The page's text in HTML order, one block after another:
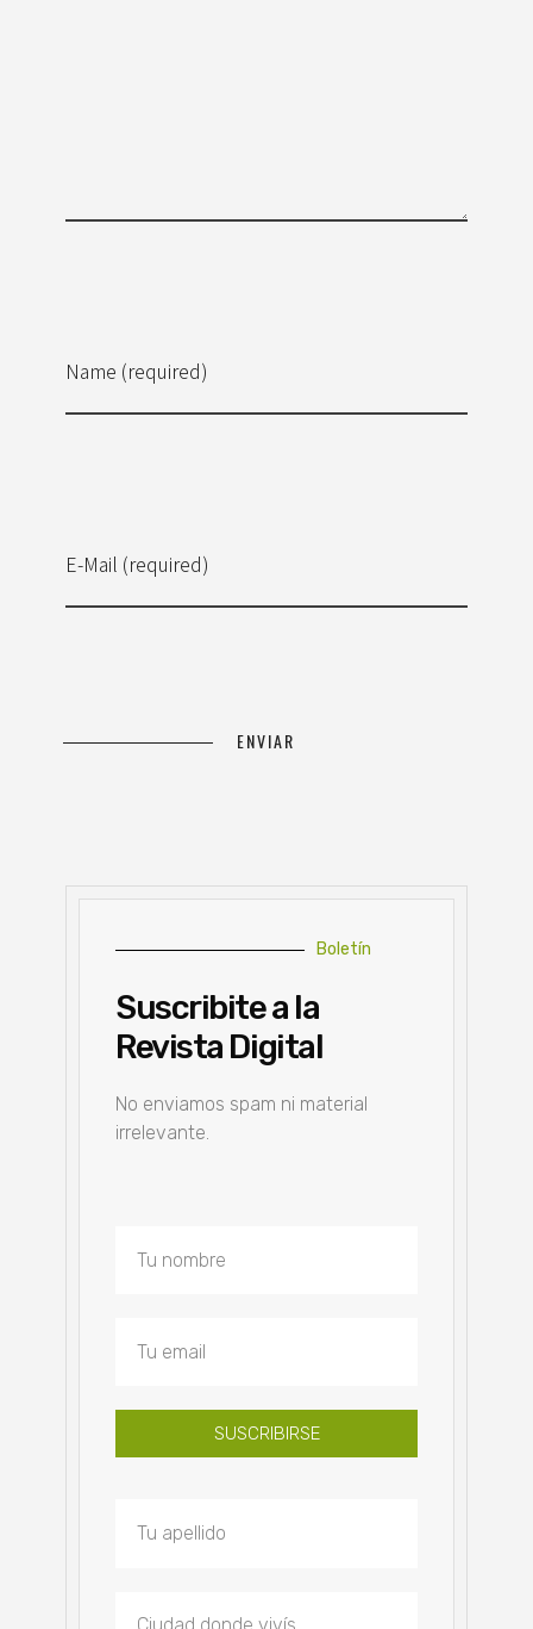
Name (required)
E-Mail (required)
Boletín
Suscribite a la
Revista Digital
No enviamos spam ni material
irrelevante.
SUSCRIBIRSE